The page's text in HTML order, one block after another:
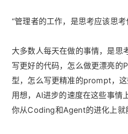
“管理者的工作，是思考应该思考
大多数人每天在做的事情，是思
写更好的代码，怎么做更漂亮的
型，怎么写更精准的prompt，
用想，AI进步的速度在这些事情
你从Coding和Agent的进化上就